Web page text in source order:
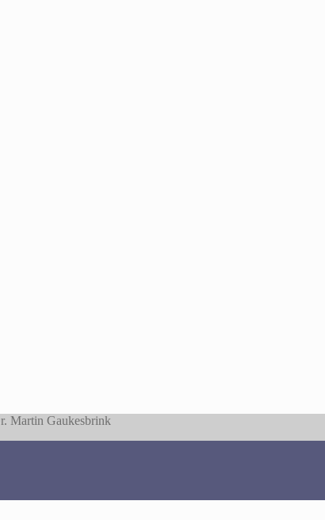
Martin Gaukesbrink